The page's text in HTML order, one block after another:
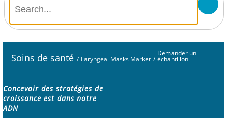
Soins de santé / Laryngeal Masks Market /
Demander un
échantillon
Concevoir des stratégies de
croissance est dans notre
ADN